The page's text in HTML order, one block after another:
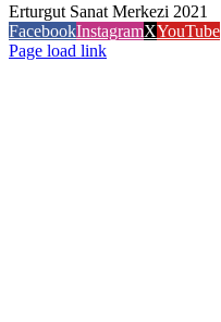
Erturgut Sanat Merkezi 2021
FacebookInstagramXYouTube
Page load link